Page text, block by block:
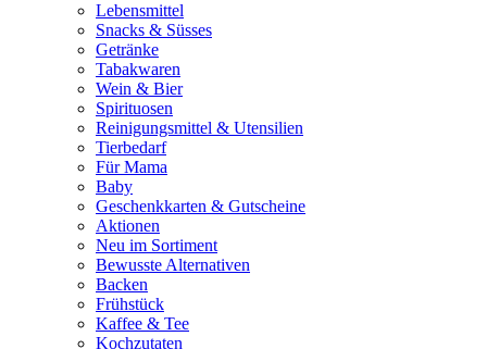
Lebensmittel
Snacks & Süsses
Getränke
Tabakwaren
Wein & Bier
Spirituosen
Reinigungsmittel & Utensilien
Tierbedarf
Für Mama
Baby
Geschenkkarten & Gutscheine
Aktionen
Neu im Sortiment
Bewusste Alternativen
Backen
Frühstück
Kaffee & Tee
Kochzutaten